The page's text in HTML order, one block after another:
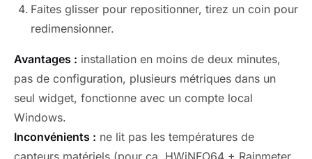
Faites glisser pour repositionner, tirez un coin pour
redimensionner.
Avantages : installation en moins de deux minutes,
pas de configuration, plusieurs métriques dans un
seul widget, fonctionne avec un compte local
Windows.
Inconvénients : ne lit pas les températures de